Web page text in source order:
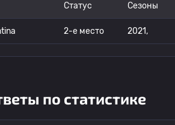
Статус Сезоны
2-е место 2021,
по статистике